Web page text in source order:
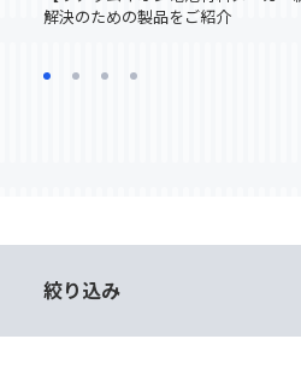
解決のための製品をご紹介
絞り込み